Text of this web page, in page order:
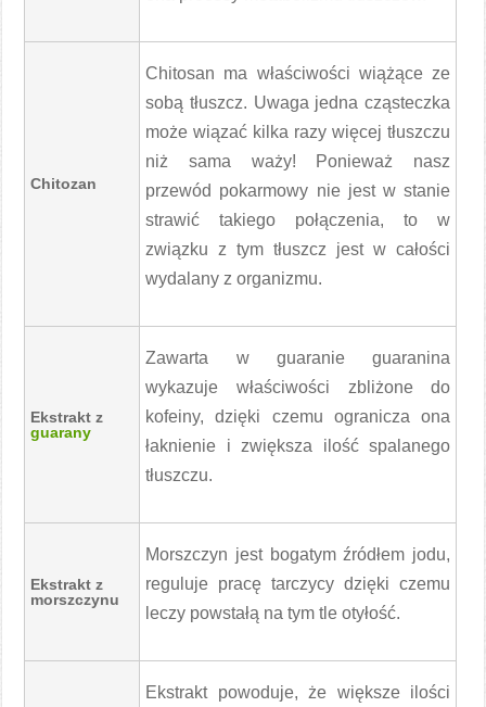
Chitozan
Chitosan ma właściwości wiążące ze
sobą tłuszcz. Uwaga jedna cząsteczka
może wiązać kilka razy więcej tłuszczu
niż sama waży! Ponieważ nasz
przewód pokarmowy nie jest w stanie
strawić takiego połączenia, to w
związku z tym tłuszcz jest w całości
wydalany z organizmu.
Ekstrakt z
guarany
Zawarta w guaranie guaranina
wykazuje właściwości zbliżone do
kofeiny, dzięki czemu ogranicza ona
łaknienie i zwiększa ilość spalanego
tłuszczu.
Ekstrakt z
morszczynu
Morszczyn jest bogatym źródłem jodu,
reguluje pracę tarczycy dzięki czemu
leczy powstałą na tym tle otyłość.
Ekstrakt powoduje, że większe ilości